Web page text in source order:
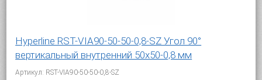
Hyperline RST-VIA90-50-50-0,8-SZ Угол 90°
вертикальный внутренний 50x50-0,8 мм
Артикул: RST-VIA90-50-50-0,8-SZ